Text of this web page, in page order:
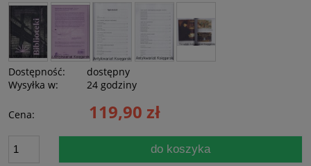
Dostępność:
dostępny
Wysyłka w:
24 godziny
Cena: 119,90 zł
do koszyka